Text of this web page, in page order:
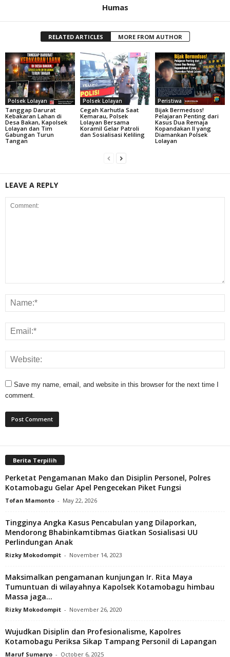
Humas
RELATED ARTICLES MORE FROM AUTHOR
Polsek Lolayan
Tanggap Darurat
Kebakaran Lahan di
Desa Bakan, Kapolsek
Lolayan dan Tim
Gabungan Turun
Tangan
Polsek Lolayan
Cegah Karhutla Saat
Kemarau, Polsek
Lolayan Bersama
Koramil Gelar Patroli
dan Sosialisasi Keliling
Peristiwa
Bijak Bermedsos!
Pelajaran Penting dari
Kasus Dua Remaja
Kopandakan II yang
Diamankan Polsek
Lolayan
LEAVE A REPLY
Save my name, email, and website in this browser for the next time I
comment.
Berita Terpilih
Perketat Pengamanan Mako dan Disiplin Personel, Polres
Kotamobagu Gelar Apel Pengecekan Piket Fungsi
Tofan Mamonto - May 22, 2026
Tingginya Angka Kasus Pencabulan yang Dilaporkan,
Mendorong Bhabinkamtibmas Giatkan Sosialisasi UU
Perlindungan Anak
Rizky Mokodompit - November 14, 2023
Maksimalkan pengamanan kunjungan Ir. Rita Maya
Tumuntuan di wilayahnya Kapolsek Kotamobagu himbau
Massa jaga...
Rizky Mokodompit - November 26, 2020
Wujudkan Disiplin dan Profesionalisme, Kapolres
Kotamobagu Periksa Sikap Tampang Personil di Lapangan
Maruf Sumaryo - October 6, 2025